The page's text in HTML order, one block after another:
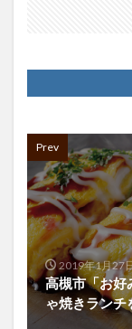
Prev
2019年1月27
高槻市「お好
ゃ焼きランチ